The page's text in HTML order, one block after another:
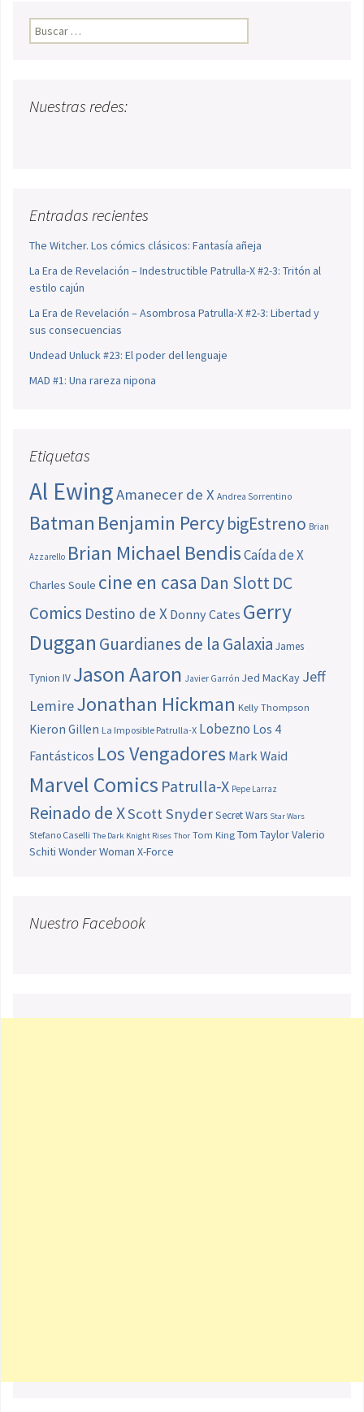
Buscar:
Nuestras redes:
Entradas recientes
The Witcher. Los cómics clásicos: Fantasía añeja
La Era de Revelación – Indestructible Patrulla-X #2-3: Tritón al
estilo cajún
La Era de Revelación – Asombrosa Patrulla-X #2-3: Libertad y
sus consecuencias
Undead Unluck #23: El poder del lenguaje
MAD #1: Una rareza nipona
Etiquetas
Al EwingAmanecer de X Andrea Sorrentino
Batman Benjamin PercybigEstreno Brian
Azzarello Brian Michael BendisCaída de X
Charles Soule cine en casa Dan SlottDC
Comics Destino de X Donny Cates Gerry
Duggan Guardianes de la Galaxia James
Tynion IV Jason Aaron Javier Garrón Jed MacKay Jeff
LemireJonathan Hickman Kelly Thompson
Kieron Gillen La Imposible Patrulla-X Lobezno Los 4
Fantásticos Los Vengadores Mark Waid
Marvel Comics Patrulla-X Pepe Larraz
Reinado de XScott SnyderSecret Wars Star Wars
Stefano Caselli The Dark Knight Rises Thor Tom King Tom TaylorValerio
Schiti Wonder Woman X-Force
Nuestro Facebook